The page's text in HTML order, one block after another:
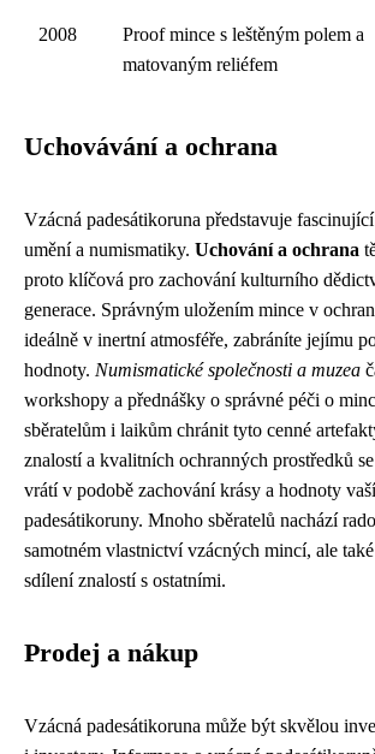
2008
Proof mince s leštěným polem a
matovaným reliéfem
Uchovávání a ochrana
Vzácná padesátikoruna představuje
umění a numismatiky. Uchování a ochrana
proto klíčová pro zachování kulturního
generace. Správným uložením mince v
ideálně v inertní atmosféře, zabráníte jejímu
hodnoty. Numismatické společnosti a muzea
workshopy a přednášky o správné péči o
sběratelům i laikům chránit tyto cenné
znalostí a kvalitních ochranných prostředků
vrátí v podobě zachování krásy a hodnoty
padesátikoruny. Mnoho sběratelů nachází
samotném vlastnictví vzácných mincí, ale
sdílení znalostí s ostatními.
Prodej a nákup
Vzácná padesátikoruna může být skvělou